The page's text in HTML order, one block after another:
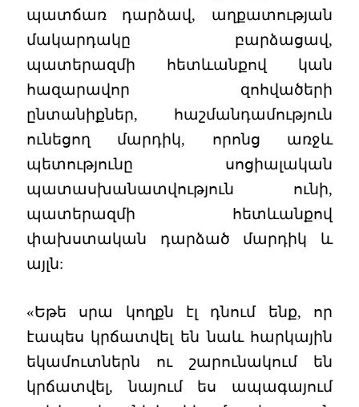
պատճառ դարձավ, աղքատության
մակարդակը բարձացավ,
պատերազմի հետևանքով կան
հազարավոր զոհվածերի
ընտանիքներ, հաշմանդամություն
ունեցող մարդիկ, որոնց առջև
պետությունը սոցիալական
պատասխանատվություն ունի,
պատերազմի հետևանքով
փախստական դարձած մարդիկ և
այլն:
«Եթե սրա կողքն էլ դնում ենք, որ
էապես կրճատվել են նաև հարկային
եկամուտներն ու շարունակում են
կրճատվել, նայում ես ապագայում